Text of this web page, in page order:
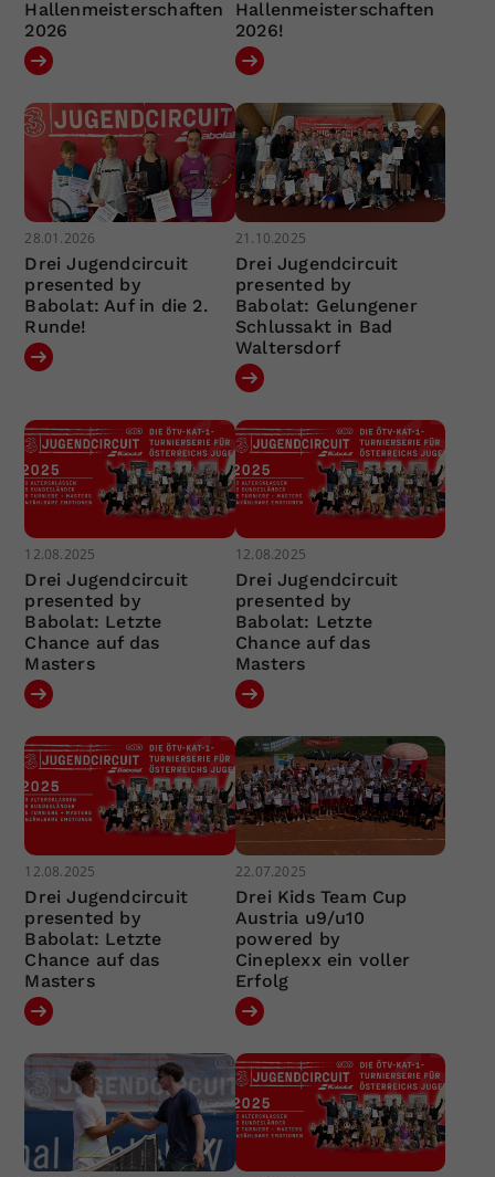
Hallenmeisterschaften
2026
Hallenmeisterschaften
2026!
28.01.2026
Drei Jugendcircuit
presented by
Babolat: Auf in die 2.
Runde!
21.10.2025
Drei Jugendcircuit
presented by
Babolat: Gelungener
Schlussakt in Bad
Waltersdorf
12.08.2025
Drei Jugendcircuit
presented by
Babolat: Letzte
Chance auf das
Masters
12.08.2025
Drei Jugendcircuit
presented by
Babolat: Letzte
Chance auf das
Masters
12.08.2025
Drei Jugendcircuit
presented by
Babolat: Letzte
Chance auf das
Masters
22.07.2025
Drei Kids Team Cup
Austria u9/u10
powered by
Cineplexx ein voller
Erfolg